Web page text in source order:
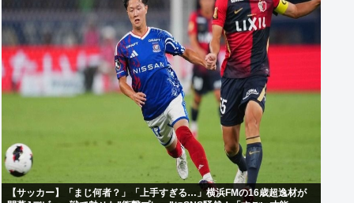
【サッカー】「まじ何者？」「上手すぎる…」横浜FMの16歳超逸材が